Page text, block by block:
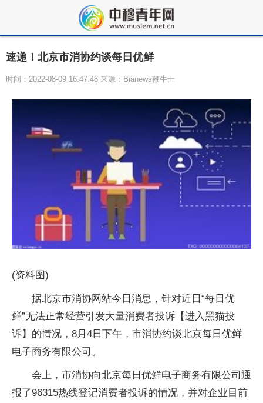
速递！北京市消协约谈每日优鲜
时间：2022-08-09 16:47:48 来源：Bianews鞭牛士
(资料图)
据北京市消协网站今日消息，针对近日“每日优
鲜”无法正常经营引发大量消费者投诉【进入黑猫投
诉】的情况，8月4日下午，市消协约谈北京每日优鲜
电子商务有限公司。
会上，市消协向北京每日优鲜电子商务有限公司通
报了96315热线登记消费者投诉的情况，并对企业目前